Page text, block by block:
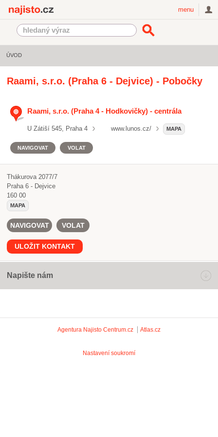
menu
ÚVOD
Raami, s.r.o. (Praha 6 - Dejvice) - Pobočky
Raami, s.r.o. (Praha 4 - Hodkovičky) - centrála
U Zátiší 545, Praha 4 www.lunos.cz/ MAPA
NAVIGOVAT VOLAT
Thákurova 2077/7
Praha 6 - Dejvice
160 00
MAPA
NAVIGOVAT VOLAT
ULOŽIT KONTAKT
Napište nám
Agentura Najisto Centrum.cz Atlas.cz
Nastavení soukromí